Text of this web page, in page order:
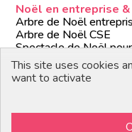
Noël en entreprise &
Arbre de Noël
Arbre de Noël CSE
Spectacle de Noël
Animations de Noël
Formules de Noël clé
This site uses cookies
want to activate